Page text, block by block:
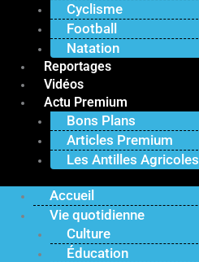
Cyclisme
Football
Natation
Reportages
Vidéos
Actu Premium
Bons Plans
Articles Premium
Les Antilles Agricoles
Accueil
Vie quotidienne
Culture
Éducation